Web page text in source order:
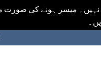
میسر ہونے کی صورت